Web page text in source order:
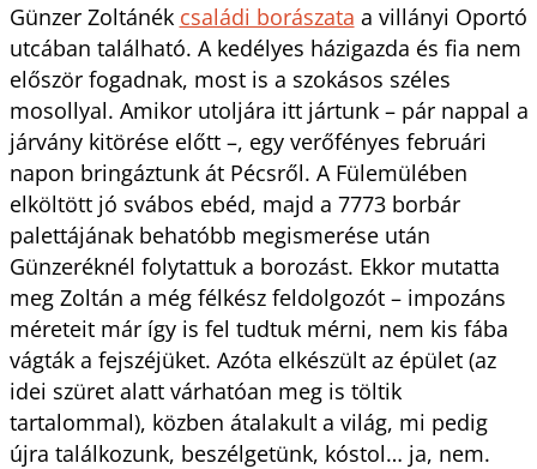
Günzer Zoltánék családi borászata a villányi Oportó
utcában található. A kedélyes házigazda és fia nem
először fogadnak, most is a szokásos széles
mosollyal. Amikor utoljára itt jártunk – pár nappal a
járvány kitörése előtt –, egy verőfényes februári
napon bringáztunk át Pécsről. A Fülemülében
elköltött jó svábos ebéd, majd a 7773 borbár
palettájának behatóbb megismerése után
Günzeréknél folytattuk a borozást. Ekkor mutatta
meg Zoltán a még félkész feldolgozót – impozáns
méreteit már így is fel tudtuk mérni, nem kis fába
vágták a fejszéjüket. Azóta elkészült az épület (az
idei szüret alatt várhatóan meg is töltik
tartalommal), közben átalakult a világ, mi pedig
újra találkozunk, beszélgetünk, kóstol… ja, nem.